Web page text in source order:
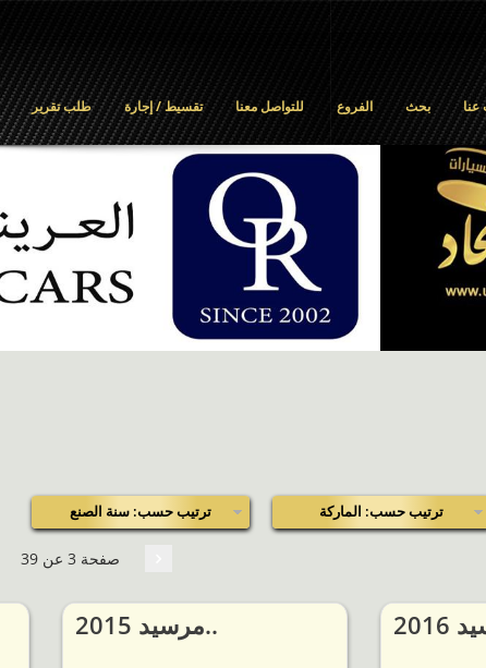
طلب تقرير تقسيط / إجارة للتواصل معنا الفروع بحث عنا
ترتيب حسب: سنة الصنع ترتيب حسب: الماركة
صفحة 3 عن 39
2015 مرسيد..